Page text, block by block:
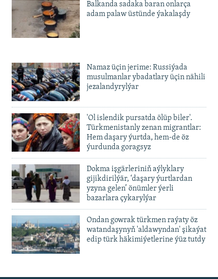
Balkanda sadaka baran onlarça
adam palaw üstünde ýakalaşdy
Namaz üçin jerime: Russiýada
musulmanlar ybadatlary üçin nähili
jezalandyrylýar
'Ol islendik pursatda ölüp biler'.
Türkmenistanly zenan migrantlar:
Hem daşary ýurtda, hem-de öz
ýurdunda goragsyz
Dokma işgärleriniň aýlyklary
gijikdirilýär, ‘daşary ýurtlardan
yzyna gelen’ önümler ýerli
bazarlara çykarylýar
Ondan gowrak türkmen raýaty öz
watandaşynyň 'aldawyndan' şikaýat
edip türk häkimiýetlerine ýüz tutdy